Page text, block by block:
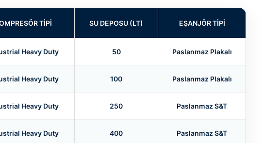
TIPI SU DEPOSU (LT) EŞANJÖR TIPI
Heavy Duty 50 Paslanmaz Plakalı
Heavy Duty 100 Paslanmaz Plakalı
Heavy Duty 250 Paslanmaz S&T
Heavy Duty 400 Paslanmaz S&T